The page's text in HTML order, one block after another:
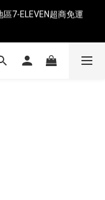
、澳門、新加坡、馬來
7-ELEVEN超商免運
、澳門、新加坡、馬來